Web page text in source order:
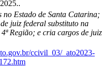
no Estado de Santa Catarina;
juiz federal substituto na
Região; e cria cargos de juiz
ccivil_03/_ato2023-